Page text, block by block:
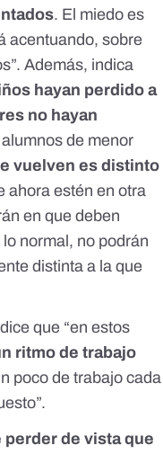
. El miedo es
acentuando, sobre
Además, indica
hayan perdido a
no hayan
de menor
vuelven es distinto
ahora estén en otra
en que deben
normal, no podrán
distinta a la que
que “en estos
ritmo de trabajo
poco de trabajo cada
perder de vista que